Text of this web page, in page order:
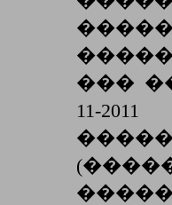
���
11-